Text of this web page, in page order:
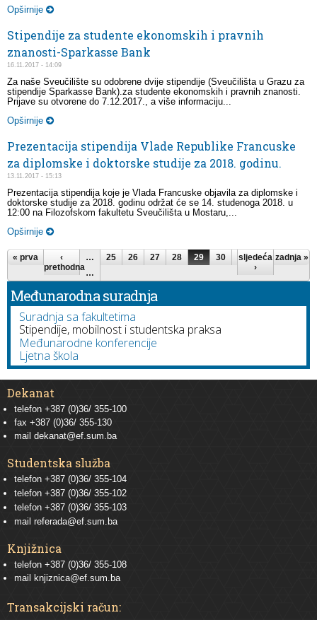
Opširnije
Stipendije za studente ekonomskih i pravnih
znanosti-Sparkasse Bank
16.11.2017 - 14:09
Za naše Sveučilište su odobrene dvije stipendije (Sveučilišta u Grazu za
stipendije Sparkasse Bank).za studente ekonomskih i pravnih znanosti.
Prijave su otvorene do 7.12.2017., a više informaciju...
Opširnije
Prezentacija stipendija Vlade Republike Francuske
za diplomske i doktorske studije za 2018. godinu.
13.11.2017 - 15:13
Prezentacija stipendija koje je Vlada Francuske objavila za diplomske i
doktorske studije za 2018. godinu održat će se 14. studenoga 2018. u
12:00 na Filozofskom fakultetu Sveučilišta u Mostaru,...
Opširnije
Stranice
« prva
‹
prethodna
… 25 26 27 28 29 30 31 32
33
…
sljedeća
›
zadnja »
Međunarodna suradnja
Suradnja sa fakultetima
Stipendije, mobilnost i studentska praksa
Međunarodne konferencije
Ljetna škola
Dekanat
telefon +387 (0)36/ 355-100
fax +387 (0)36/ 355-130
mail dekanat@ef.sum.ba
Studentska služba
telefon +387 (0)36/ 355-104
telefon +387 (0)36/ 355-102
telefon +387 (0)36/ 355-103
mail referada@ef.sum.ba
Knjižnica
telefon +387 (0)36/ 355-108
mail
knjiznica@ef.sum.ba
Transakcijski račun: